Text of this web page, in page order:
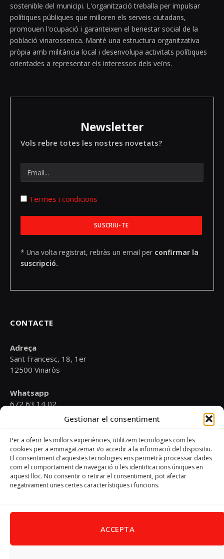
Gestionar el consentiment
Per a oferir les millors experiències, utilitzem tecnologies com les
cookies per a emmagatzemar i/o accedir a la informació del dispositiu.
El consentiment d'aquestes tecnologies ens permetrà processar dades
com el comportament de navegació o les identificacions úniques en
aquest lloc. No consentir o retirar el consentiment, pot afectar
negativament unes certes característiques i funcions.
ACCEPTA
sostenible del municipi. L'organització treballa per impulsar
polítiques públiques que milloren els serveis ciutadans,
promouen l'ocupació i garanteixen el benestar social de la
població vinarossenca. Manté una estructura organitzativa
pròpia amb militància local i desenvolupa activitats polítiques
orientades a representar els interessos dels veïns.
Newsletter
Vols rebre totes les nostres novetats?
Termes i condicions
* Una volta registrat, rebràs un email per confirmar la
suscripció.
CONTACTE
Adreça
Sant Francesc, 18, 1er
12500 Vinaròs
Whatsapp
672 63 14 02
psoevinaros@gmail.com
Horari
Dilluns de 19:00 a 20:30 h